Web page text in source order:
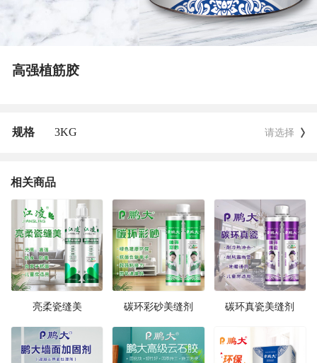
高强植筋胶
规格 3KG 请选择
相关商品
亮柔瓷缝美 碳环彩砂美缝剂 碳环真瓷美缝剂